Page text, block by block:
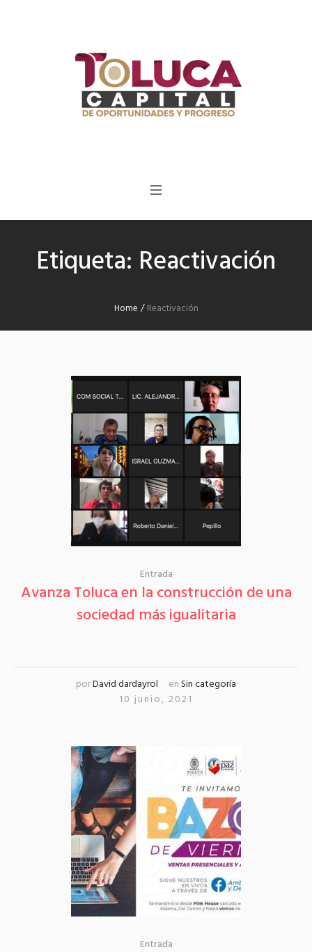
Etiqueta: Reactivación
Home /Reactivación
Entrada
Avanza Toluca en la construcción de una
sociedad más igualitaria
porDavid dardayrol en Sin categoría
10 junio, 2021
Entrada